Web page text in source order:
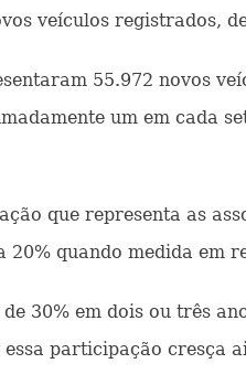
veículos registrados,
55.972 novos
um em cada
que representa as
quando medida em
30% em dois ou três
participação cresça